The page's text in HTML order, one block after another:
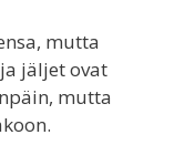
mutta
jäljet ovat
mutta